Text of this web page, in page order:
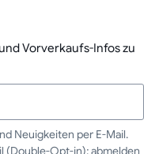
Vorverkaufs-Infos zu
Neuigkeiten per E-Mail.
(Double-Opt-in); abmelden